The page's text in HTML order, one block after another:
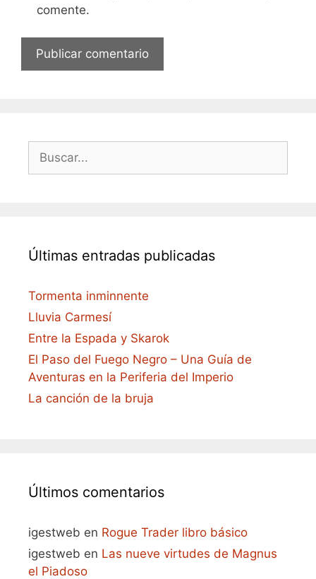
comente.
Últimas entradas publicadas
Tormenta inminnente
Lluvia Carmesí
Entre la Espada y Skarok
El Paso del Fuego Negro – Una Guía de
Aventuras en la Periferia del Imperio
La canción de la bruja
Últimos comentarios
igestweb en Rogue Trader libro básico
igestweb en Las nueve virtudes de Magnus
el Piadoso